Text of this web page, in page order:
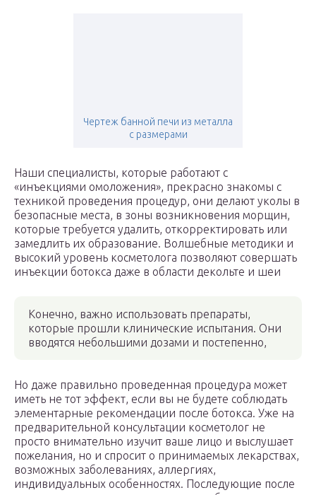
Чертеж банной печи из металла
с размерами
Наши специалисты, которые работают с
«инъекциями омоложения», прекрасно знакомы с
техникой проведения процедур, они делают уколы в
безопасные места, в зоны возникновения морщин,
которые требуется удалить, откорректировать или
замедлить их образование. Волшебные методики и
высокий уровень косметолога позволяют совершать
инъекции ботокса даже в области декольте и шеи
Конечно, важно использовать препараты,
которые прошли клинические испытания. Они
вводятся небольшими дозами и постепенно,
Но даже правильно проведенная процедура может
иметь не тот эффект, если вы не будете соблюдать
элементарные рекомендации после ботокса. Уже на
предварительной консультации косметолог не
просто внимательно изучит ваше лицо и выслушает
пожелания, но и спросит о принимаемых лекарствах,
возможных заболеваниях, аллергиях,
индивидуальных особенностях. Последующие после